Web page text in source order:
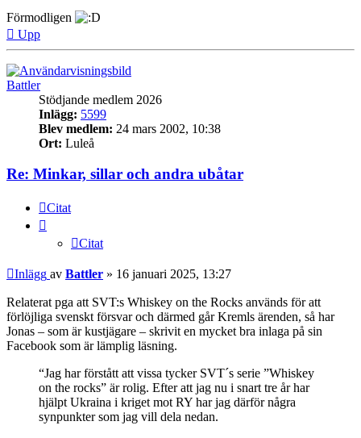
Förmodligen
Upp
Battler
Stödjande medlem 2026
Inlägg: 5599
Blev medlem: 24 mars 2002, 10:38
Ort: Luleå
Re: Minkar, sillar och andra ubåtar
Citat
Citat
Inlägg av Battler » 16 januari 2025, 13:27
Relaterat pga att SVT:s Whiskey on the Rocks används för att
förlöjliga svenskt försvar och därmed går Kremls ärenden, så har
Jonas – som är kustjägare – skrivit en mycket bra inlaga på sin
Facebook som är lämplig läsning.
“Jag har förstått att vissa tycker SVT´s serie ”Whiskey
on the rocks” är rolig. Efter att jag nu i snart tre år har
hjälpt Ukraina i kriget mot RY har jag därför några
synpunkter som jag vill dela nedan.